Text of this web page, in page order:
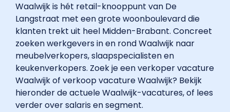
Waalwijk is hét retail-knooppunt van De
Langstraat met een grote woonboulevard die
klanten trekt uit heel Midden-Brabant. Concreet
zoeken werkgevers in en rond Waalwijk naar
meubelverkopers, slaapspecialisten en
keukenverkopers. Zoek je een verkoper vacature
Waalwijk of verkoop vacature Waalwijk? Bekijk
hieronder de actuele Waalwijk-vacatures, of lees
verder over salaris en segment.